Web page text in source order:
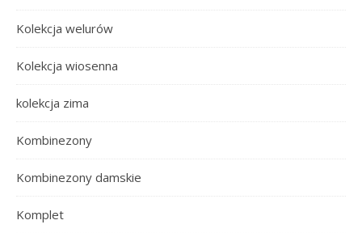
Kolekcja welurów
Kolekcja wiosenna
kolekcja zima
Kombinezony
Kombinezony damskie
Komplet